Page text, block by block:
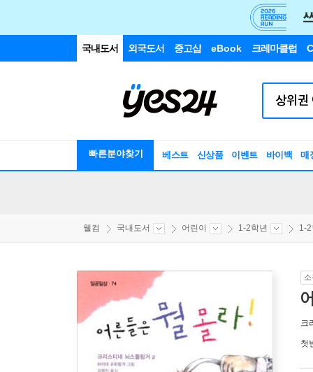
국내도서 외국도서 중고샵 eBook 크레마클럽
빠른분야찾기 베스트 신상품 이벤트 바이백 매
웰컴 국내도서 어린이 1-2학년 1-
크
첫